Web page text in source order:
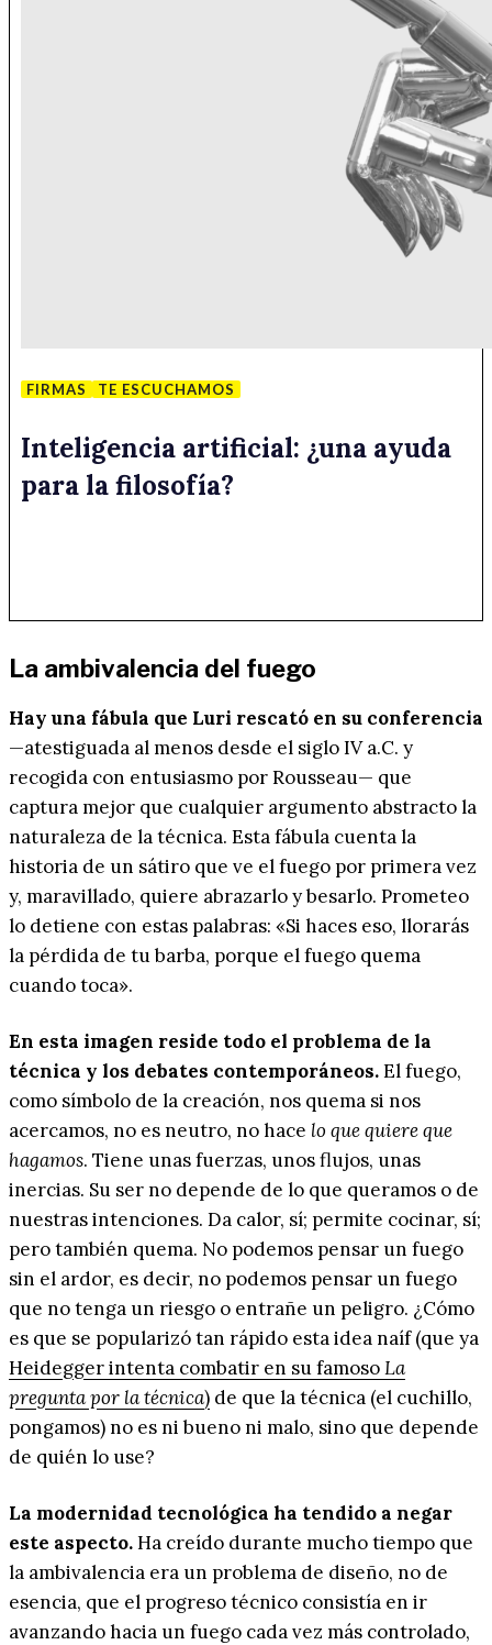
FIRMAS TE ESCUCHAMOS
Inteligencia artificial: ¿una ayuda
para la filosofía?
La ambivalencia del fuego
Hay una fábula que Luri rescató en su conferencia
—atestiguada al menos desde el siglo IV a.C. y
recogida con entusiasmo por Rousseau— que
captura mejor que cualquier argumento abstracto la
naturaleza de la técnica. Esta fábula cuenta la
historia de un sátiro que ve el fuego por primera vez
y, maravillado, quiere abrazarlo y besarlo. Prometeo
lo detiene con estas palabras: «Si haces eso, llorarás
la pérdida de tu barba, porque el fuego quema
cuando toca».
En esta imagen reside todo el problema de la
técnica y los debates contemporáneos.El fuego,
como símbolo de la creación, nos quema si nos
acercamos, no es neutro, no hace lo que quiere que
hagamos. Tiene unas fuerzas, unos flujos, unas
inercias. Su ser no depende de lo que queramos o de
nuestras intenciones. Da calor, sí; permite cocinar, sí;
pero también quema. No podemos pensar un fuego
sin el ardor, es decir, no podemos pensar un fuego
que no tenga un riesgo o entrañe un peligro. ¿Cómo
es que se popularizó tan rápido esta idea naíf (que ya
Heidegger intenta combatir en su famosoLa
pregunta por la técnica) de que la técnica (el cuchillo,
pongamos) no es ni bueno ni malo, sino que depende
de quién lo use?
La modernidad tecnológica ha tendido a negar
este aspecto.Ha creído durante mucho tiempo que
la ambivalencia era un problema de diseño, no de
esencia, que el progreso técnico consistía en ir
avanzando hacia un fuego cada vez más controlado,